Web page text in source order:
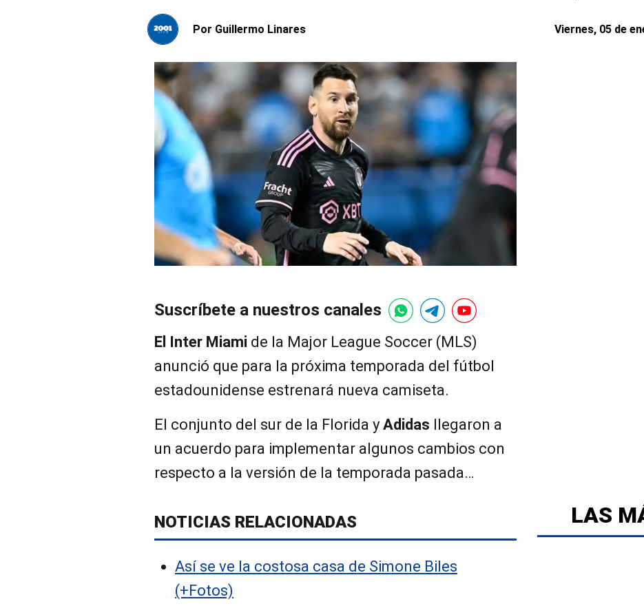
Por Guillermo Linares Viernes, 05 de
Suscríbete a nuestros canales
El Inter Miami de la Major League Soccer (MLS)
anunció que para la próxima temporada del fútbol
estadounidense estrenará nueva camiseta.
El conjunto del sur de la Florida y Adidas llegaron a
un acuerdo para implementar algunos cambios con
respecto a la versión de la temporada pasada…
NOTICIAS RELACIONADAS
Así se ve la costosa casa de Simone Biles
(+Fotos)
LAS